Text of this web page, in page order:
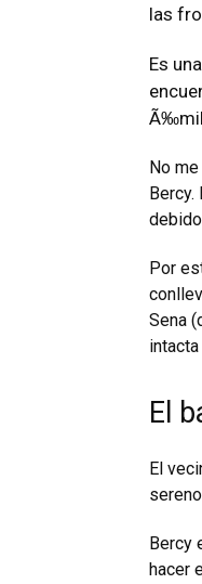
las
Es
No
Por
Sena
El
El
Bercy
hacer